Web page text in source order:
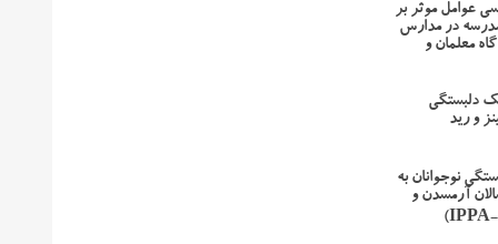
عوامل موثر بر
در مدارس
معلمان و
دلبستگی
و رید
نوجوانان به
آرمسدن و